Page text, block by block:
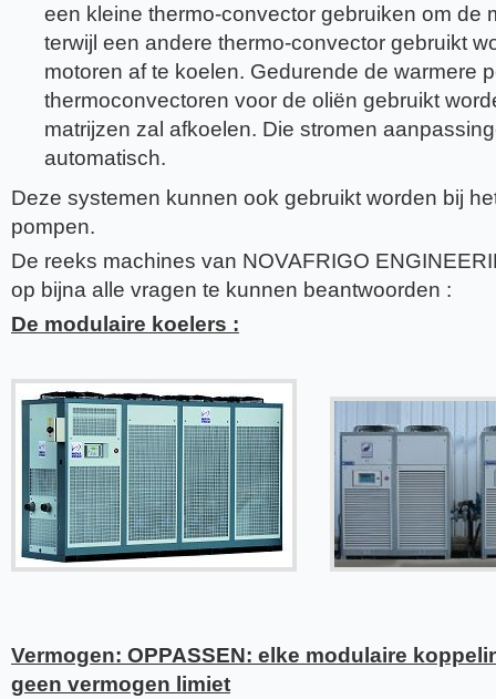
een kleine thermo-convector gebruiken om de
terwijl een andere thermo-convector gebruikt
motoren af te koelen. Gedurende de warmere
thermoconvectoren voor de oliën gebruikt
matrijzen zal afkoelen. Die stromen
automatisch.
Deze systemen kunnen ook gebruikt worden bij
pompen.
De reeks machines van NOVAFRIGO
op bijna alle vragen te kunnen beantwoorden :
De modulaire koelers :
Vermogen: OPPASSEN: elke modulaire
geen vermogen limiet